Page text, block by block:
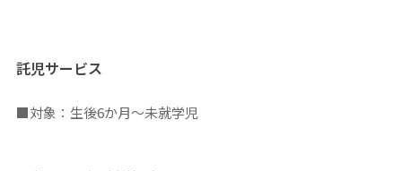
託児サービス
■対象：生後6か月～未就学児